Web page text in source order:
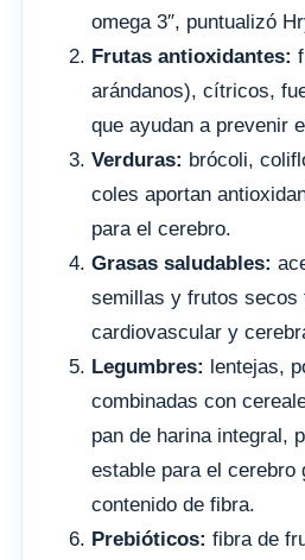
omega 3″, puntualizó
Frutas antioxidantes:
arándanos), cítricos,
que ayudan a prevenir
Verduras: brócoli,
coles aportan
para el cerebro.
Grasas saludables:
semillas y frutos secos
cardiovascular y
Legumbres: lentejas,
combinadas con
pan de harina integral,
estable para el cerebro
contenido de fibra.
Prebióticos: fibra de